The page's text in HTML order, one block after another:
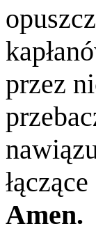
przez
Amen.